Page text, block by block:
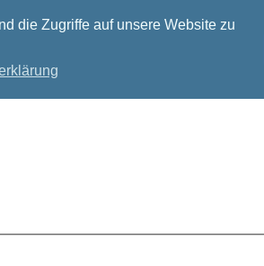
die Zugriffe auf unsere Website zu